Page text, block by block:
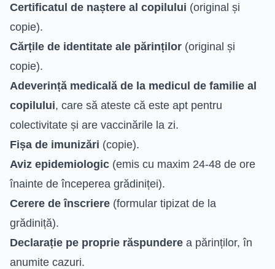
Certificatul de naștere al copilului (original și
copie).
Cărțile de identitate ale părinților (original și
copie).
Adeverință medicală de la medicul de familie al
copilului, care să ateste că este apt pentru
colectivitate și are vaccinările la zi.
Fișa de imunizări (copie).
Aviz epidemiologic (emis cu maxim 24-48 de ore
înainte de începerea grădiniței).
Cerere de înscriere (formular tipizat de la
grădiniță).
Declarație pe proprie răspundere a părinților, în
anumite cazuri.